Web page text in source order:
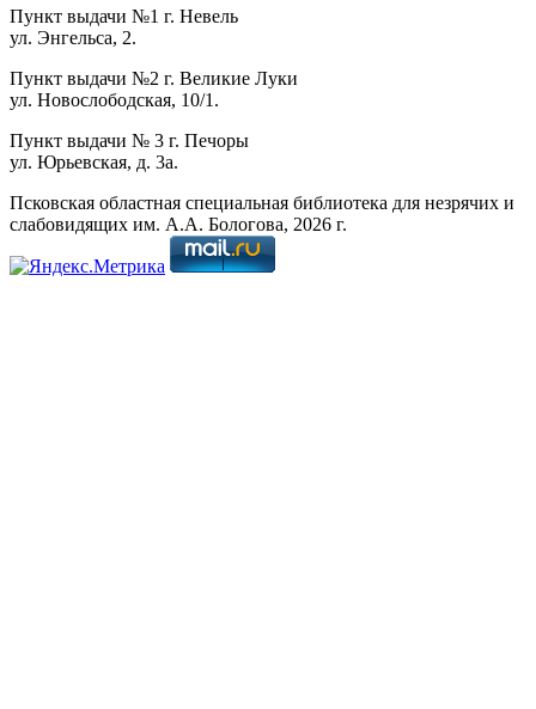
Пункт выдачи №1 г. Невель
ул. Энгельса, 2.
Пункт выдачи №2 г. Великие Луки
ул. Новослободская, 10/1.
Пункт выдачи № 3 г. Печоры
ул. Юрьевская, д. 3а.
Псковская областная специальная библиотека для незрячих и
слабовидящих им. А.А. Бологова, 2026 г.